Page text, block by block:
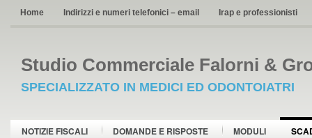
Home Indirizzi e numeri telefonici – email Irap e professionisti
Studio Commerciale Falorni &
SPECIALIZZATO IN MEDICI ED ODONTOIATRI
NOTIZIE FISCALI DOMANDE E RISPOSTE MODULI